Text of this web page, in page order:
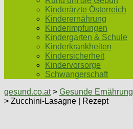
Kinderärzte Österreich
Kinderernährung
Kinderimpfungen
Kindergarten & Schule
Kinderkrankheiten
Kindersicherheit
Kindervorsorge
Schwangerschaft
gesund.co.at> Gesunde Ernährung
> Zucchini-Lasagne | Rezept